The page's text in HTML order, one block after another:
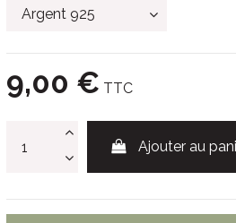
9,00 € TTC
Ajouter au